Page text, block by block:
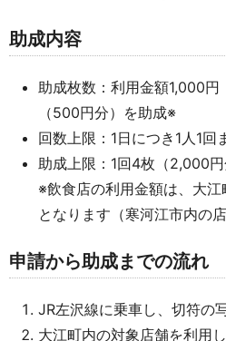
助成内容
助成枚数：利用金額1,000円
（500円分）を助成※
回数上限：1日につき1人1回
助成上限：1回4枚（2,000円
※飲食店の利用金額は、大
となります（寒河江市内の
申請から助成までの流れ
JR左沢線に乗車し、切符の
大江町内の対象店舗を利用